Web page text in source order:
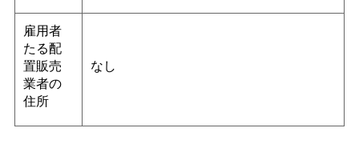
雇用者
たる配
置販売
業者の
住所
なし